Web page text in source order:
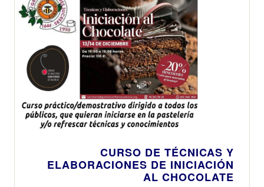
CURSO DE TÉCNICAS Y
ELABORACIONES DE INICIACIÓN
AL CHOCOLATE